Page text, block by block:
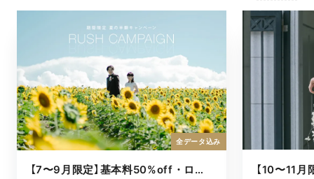
【7〜9月限定】基本料50%off・ロケキャンペーン
全データ込み